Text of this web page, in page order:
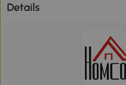
Details